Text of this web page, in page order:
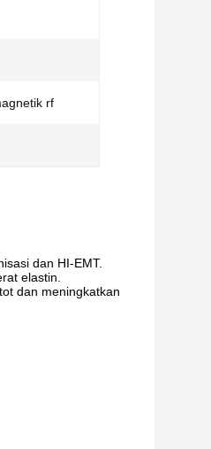
rf
dan HI-EMT.
elastin.
dan meningkatkan